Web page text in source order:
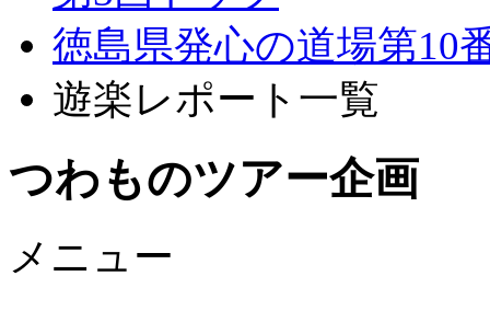
徳島県発心の道場第
遊楽レポート一覧
つわものツアー企画
メニュー